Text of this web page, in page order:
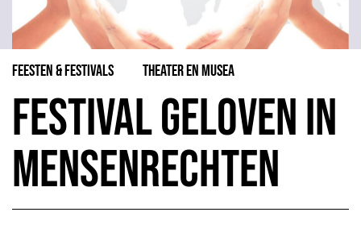
Feesten & Festivals Theater en Musea
Festival Geloven in
Mensenrechten